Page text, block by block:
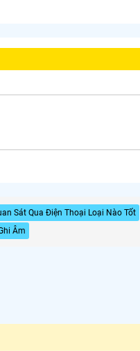
Sát Qua Điện Thoại Loại Nào Tốt
Âm